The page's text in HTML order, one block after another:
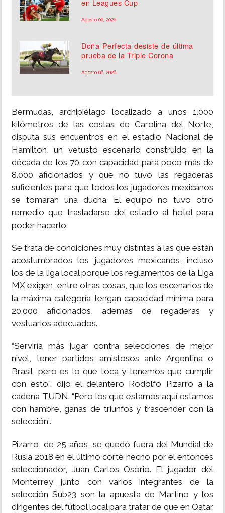
en Leagues Cup
Agosto 06, 2026
Doña Perfecta desiste de última
prueba de la Triple Corona
Agosto 06, 2026
Bermudas, archipiélago localizado a unos 1.000
kilómetros de las costas de Carolina del Norte,
disputa sus encuentros en el estadio Nacional de
Hamilton, un vetusto escenario construido en la
década de los 70 con capacidad para poco más de
8.000 aficionados y que no tuvo las regaderas
suficientes para que todos los jugadores mexicanos
se tomaran una ducha. El equipo no tuvo otro
remedio que trasladarse del estadio al hotel para
poder hacerlo.
Se trata de condiciones muy distintas a las que están
acostumbrados los jugadores mexicanos, incluso
los de la liga local porque los reglamentos de la Liga
MX exigen, entre otras cosas, que los escenarios de
la máxima categoría tengan capacidad mínima para
20.000 aficionados, además de regaderas y
vestuarios adecuados.
“Serviría más jugar contra selecciones de mejor
nivel, tener partidos amistosos ante Argentina o
Brasil, pero es lo que toca y tenemos que cumplir
con esto”, dijo el delantero Rodolfo Pizarro a la
cadena TUDN. “Pero los que estamos aquí estamos
con hambre, ganas de triunfos y trascender con la
selección”.
Pizarro, de 25 años, se quedó fuera del Mundial de
Rusia 2018 en el último corte hecho por el entonces
seleccionador, Juan Carlos Osorio. El jugador del
Monterrey junto con varios integrantes de la
selección Sub23 son la apuesta de Martino y los
dirigentes del fútbol local para tratar de que en Qatar